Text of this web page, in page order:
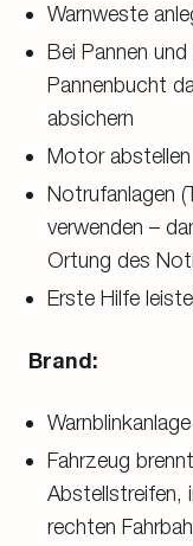
Warnweste
Bei Pannen
Pannenbucht
absichern
Motor
Notrufanlagen
verwenden –
Ortung des
Erste Hilfe
Brand:
Fahrzeug
Abstellstreifen,
rechten